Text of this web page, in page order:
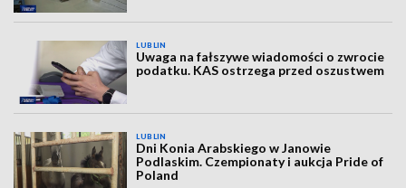
LUBLIN
Uwaga na fałszywe wiadomości o zwrocie
podatku. KAS ostrzega przed oszustwem
LUBLIN
Dni Konia Arabskiego w Janowie
Podlaskim. Czempionaty i aukcja Pride of
Poland